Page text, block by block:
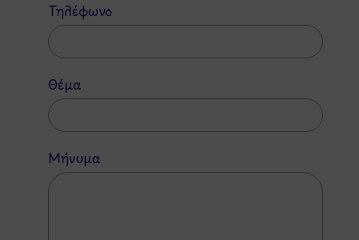
Τηλέφωνο
Θέμα
Μήνυμα